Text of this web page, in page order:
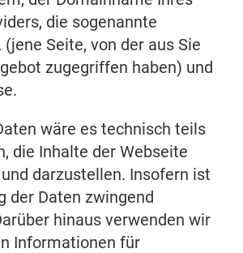
die sogenannte
(jene Seite, von der aus Sie
zugegriffen haben) und
wäre es technisch teils
die Inhalte der Webseite
darzustellen. Insofern ist
der Daten zwingend
hinaus verwenden wir
Informationen für